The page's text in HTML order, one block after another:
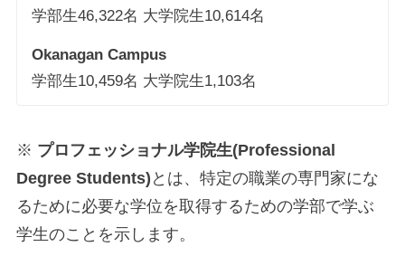
学部生46,322名 大学院生10,614名
Okanagan Campus
学部生10,459名 大学院生1,103名
※ プロフェッショナル学院生(Professional
Degree Students) とは、特定の職業の専門家にな
るために必要な学位を取得するための学部で学ぶ
学生のことを示します。